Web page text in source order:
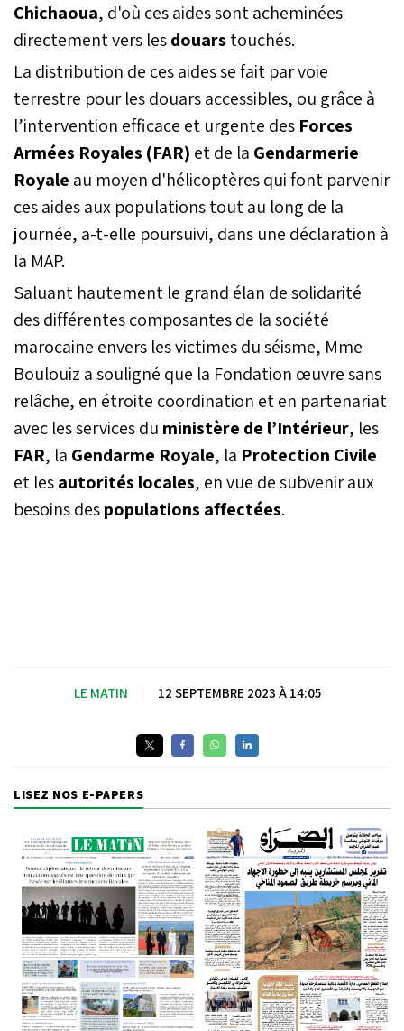
Chichaoua, d'où ces aides sont acheminées
directement vers lesdouars touchés.
La distribution de ces aides se fait par voie
terrestre pour les douars accessibles, ou grâce à
l’intervention efficace et urgente des Forces
Armées Royales (FAR) et de la Gendarmerie
Royale au moyen d'hélicoptères qui font parvenir
ces aides aux populations tout au long de la
journée, a-t-elle poursuivi, dans une déclaration à
la MAP.
Saluant hautement le grand élan de solidarité
des différentes composantes de la société
marocaine envers les victimes du séisme, Mme
Boulouiz a souligné que la Fondation œuvre sans
relâche, en étroite coordination et en partenariat
avec les services du ministère de l’Intérieur, les
FAR, la Gendarme Royale, la Protection Civile
et lesautorités locales, en vue de subvenir aux
besoins despopulations affectées.
LE MATIN 12 SEPTEMBRE 2023 À 14:05
LISEZ NOS E-PAPERS